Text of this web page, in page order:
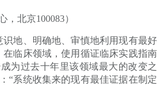
，北京100083）
识地、明确地、审慎地利用现有最好
在临床领域，使用循证临床实践指南
为过去十年里该领域最大的改变之
“系统收集来的现有最佳证据在制定